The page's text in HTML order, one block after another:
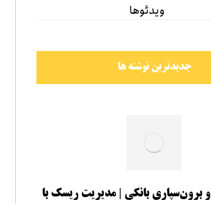
ویدئوها
جدیدترین نوشته ها
ایزو ۲۰۰۲۲ و برون‌سپاری بانکی | مدیریت ریسک با